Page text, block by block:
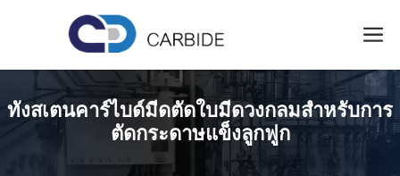
ทังสเตนคาร์ไบด์มีดตัดใบมีดวงกลมสำหรับการ
ตัดกระดาษแข็งลูกฟูก